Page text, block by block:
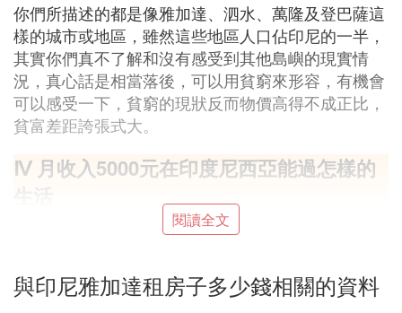
你們所描述的都是像雅加達、泗水、萬隆及登巴薩這
樣的城市或地區，雖然這些地區人口佔印尼的一半，
其實你們真不了解和沒有感受到其他島嶼的現實情
況，真心話是相當落後，可以用貧窮來形容，有機會
可以感受一下，貧窮的現狀反而物價高得不成正比，
貧富差距誇張式大。
Ⅳ 月收入5000元在印度尼西亞能過怎樣的
來到印度尼西亞才知道，5000元是當地人三個月的工
活。
閱讀全文
與印尼雅加達租房子多少錢相關的資料